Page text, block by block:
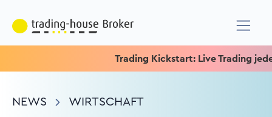
Trading Kickstart: Live Trading jeden
NEWS
WIRTSCHAFT